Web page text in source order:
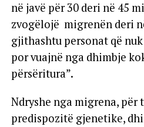
në javë për 30 deri në 45
zvogëlojë migrenën deri
gjithashtu personat që
por vuajnë nga dhimbje
përsëritura”.
Ndryshe nga migrena, për
predispozitë gjenetike,